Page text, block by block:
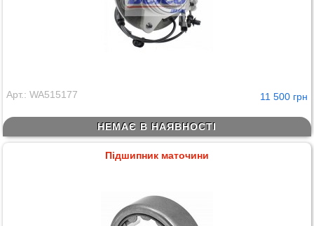
Арт.: WA515177 11 500 грн
НЕМАЄ В НАЯВНОСТІ
Підшипник маточини